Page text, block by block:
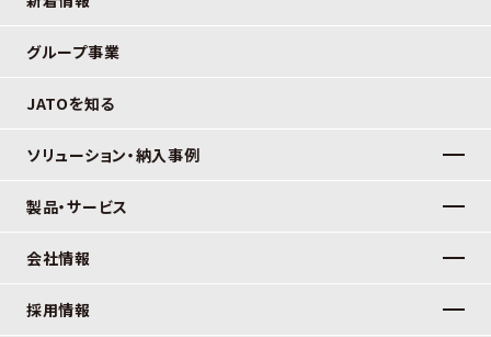
グループ事業
JATOを知る
ソリューション・納入事例
製品・サービス
会社情報
採用情報